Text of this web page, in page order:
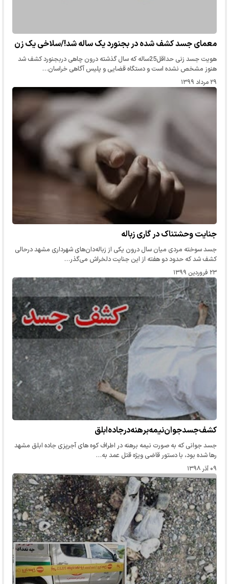
معمای جسد کشف شده در بجنورد یک ساله شد!/سلاخی یک زن
هویت جسد زنی حداقل25ساله که سال گذشته درون چاهی دربجنورد کشف شد
هنوز مشخص نشده است و دستگاه قضایی و پلیس آگاهی خراسان…
۲۹ مرداد ۱۳۹۹
جنایت وحشتناک در گاری زباله
جسد سوخته مردی میان سال درون یکی از زباله‌دان‌های شهرداری مشهد درحالی
کشف شد که حدود دو هفته از این جنایت دلخراش می‌گذر…
۲۳ فروردین ۱۳۹۹
کشف‌جسد‌جوان‌نیمه‌برهنه‌در‌جاده‌ابلق
جسد جوانی که به صورت نیمه برهنه در اطراف کوه های آجرپزی جاده ابلق مشهد
رها شده بود، با دستور قاضی ویژه قتل عمد به…
۰۹ آذر ۱۳۹۸